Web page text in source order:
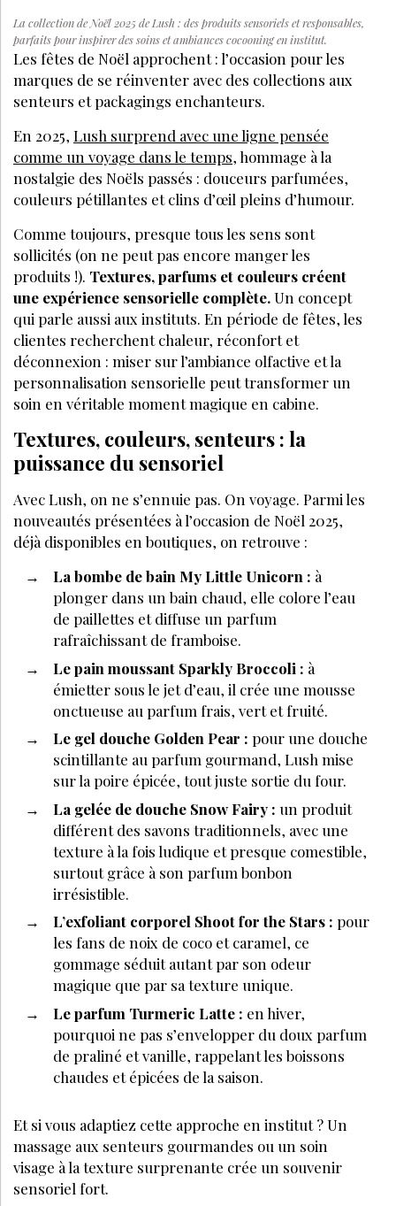
La collection de Noël 2025 de Lush : des produits sensoriels et responsables,
parfaits pour inspirer des soins et ambiances cocooning en institut.
Les fêtes de Noël approchent : l’occasion pour les
marques de se réinventer avec des collections aux
senteurs et packagings enchanteurs.
En 2025, Lush surprend avec une ligne pensée
comme un voyage dans le temps, hommage à la
nostalgie des Noëls passés : douceurs parfumées,
couleurs pétillantes et clins d’œil pleins d’humour.
Comme toujours, presque tous les sens sont
sollicités (on ne peut pas encore manger les
produits !). Textures, parfums et couleurs créent
une expérience sensorielle complète.Un concept
qui parle aussi aux instituts. En période de fêtes, les
clientes recherchent chaleur, réconfort et
déconnexion : miser sur l’ambiance olfactive et la
personnalisation sensorielle peut transformer un
soin en véritable moment magique en cabine.
Textures, couleurs, senteurs : la
puissance du sensoriel
Avec Lush, on ne s’ennuie pas. On voyage. Parmi les
nouveautés présentées à l’occasion de Noël 2025,
déjà disponibles en boutiques, on retrouve :
La bombe de bain My Little Unicorn : à
plonger dans un bain chaud, elle colore l’eau
de paillettes et diffuse un parfum
rafraîchissant de framboise.
Le pain moussant Sparkly Broccoli : à
émietter sous le jet d’eau, il crée une mousse
onctueuse au parfum frais, vert et fruité.
Le gel douche Golden Pear : pour une douche
scintillante au parfum gourmand, Lush mise
sur la poire épicée, tout juste sortie du four.
La gelée de douche Snow Fairy : un produit
différent des savons traditionnels, avec une
texture à la fois ludique et presque comestible,
surtout grâce à son parfum bonbon
irrésistible.
L’exfoliant corporel Shoot for the Stars : pour
les fans de noix de coco et caramel, ce
gommage séduit autant par son odeur
magique que par sa texture unique.
Le parfum Turmeric Latte : en hiver,
pourquoi ne pas s’envelopper du doux parfum
de praliné et vanille, rappelant les boissons
chaudes et épicées de la saison.
Et si vous adaptiez cette approche en institut ? Un
massage aux senteurs gourmandes ou un soin
visage à la texture surprenante crée un souvenir
sensoriel fort.